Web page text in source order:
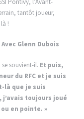
tantôt joueur,
!
Avec Glenn Dubois
se souvient-il. Et puis,
du RFC et je suis
là que je suis
toujours joué
en pointe. »